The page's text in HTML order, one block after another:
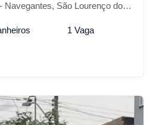
São Lourenço do Sul-RS
1 Vaga